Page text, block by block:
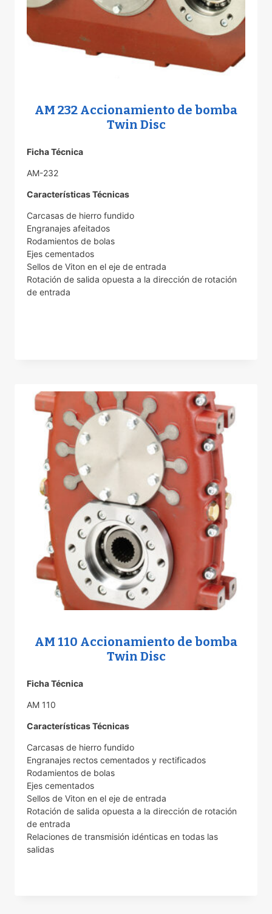
AM 232 Accionamiento de bomba
Twin Disc
Ficha Técnica
AM-232
Características Técnicas
Carcasas de hierro fundido
Engranajes afeitados
Rodamientos de bolas
Ejes cementados
Sellos de Viton en el eje de entrada
Rotación de salida opuesta a la dirección de rotación
de entrada
AM 110 Accionamiento de bomba
Twin Disc
Ficha Técnica
AM 110
Características Técnicas
Carcasas de hierro fundido
Engranajes rectos cementados y rectificados
Rodamientos de bolas
Ejes cementados
Sellos de Viton en el eje de entrada
Rotación de salida opuesta a la dirección de rotación
de entrada
Relaciones de transmisión idénticas en todas las
salidas